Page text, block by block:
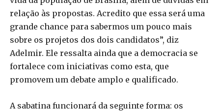
relação às propostas. Acredito que essa será uma
grande chance para sabermos um pouco mais
sobre os projetos dos dois candidatos”, diz
Adelmir. Ele ressalta ainda que a democracia se
fortalece com iniciativas como esta, que
promovem um debate amplo e qualificado.
A sabatina funcionará da seguinte forma: os